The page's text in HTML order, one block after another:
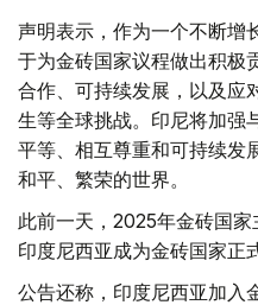
声明表示，作为一个不断增
于为金砖国家议程做出积极
合作、可持续发展，以及应
生等全球挑战。印尼将加强
平等、相互尊重和可持续发
和平、繁荣的世界。
此前一天，2025年金砖国
印度尼西亚成为金砖国家正
公告还称，印度尼西亚加入